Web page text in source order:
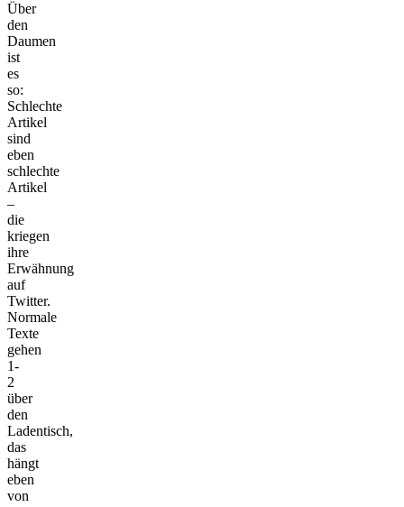
Über
den
Daumen
ist
es
so:
Schlechte
Artikel
sind
eben
schlechte
Artikel
–
die
kriegen
ihre
Erwähnung
auf
Twitter.
Normale
Texte
gehen
1-
2
über
den
Ladentisch,
das
hängt
eben
von